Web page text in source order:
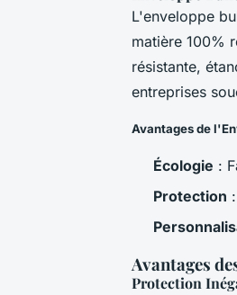
L'enveloppe
matière 100%
résistante,
entreprises
Avantages de
Écologie :
Protection
Avantages
Protection